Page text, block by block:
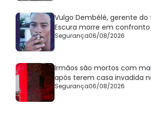
Vulgo Dembélé, gerente
Escura morre em
Segurança06/08/2026
Irmãos são mortos com
após terem casa invadida
Segurança06/08/2026